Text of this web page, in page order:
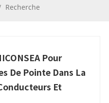
Recherche
Pour
De Pointe Dans La
Et